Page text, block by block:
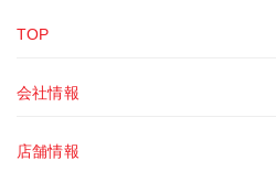
TOP
会社情報
店舗情報